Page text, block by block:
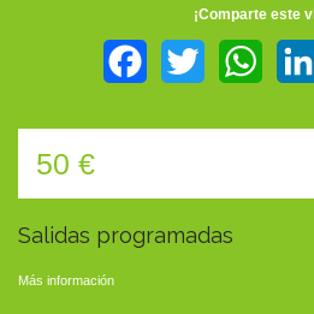
¡Comparte este
FacebookTwitter
50 €
Salidas programadas
Más información